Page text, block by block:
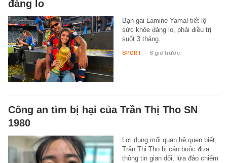
đáng lo
Bạn gái Lamine Yamal tiết lộ
sức khỏe đáng lo, phải điều trị
suốt 3 tháng.
SPORT - 6 giờ trước
Công an tìm bị hại của Trần Thị Tho SN
1980
Lợi dụng mối quan hệ quen biết,
Trần Thị Tho bị cáo buộc đưa
thông tin gian dối, lừa đảo chiếm